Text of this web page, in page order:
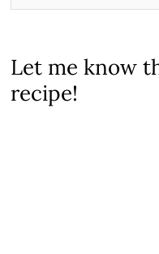
Let me know
recipe!